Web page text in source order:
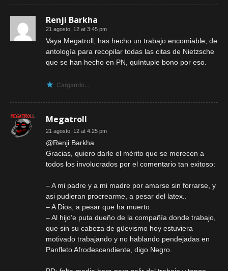
Renji Barkha
21 agosto, 12 at 3:45 pm
Vaya Megatroll, has hecho un trabajo encomiable, de
antología para recopilar todas las citas de Nietzsche
que se han hecho en PN, quíntuple bono por eso.
Cargando...
Megatroll
21 agosto, 12 at 4:25 pm
@Renji Barkha
Gracias, quiero darle el mérito que se merecen a
todos los involucrados por el comentario tan exitoso:
– A mi padre y a mi madre por amarse sin forrarse, y
asi pudieran procrearme, a pesar del latex..
– A Dios, a pesar que ha muerto.
– Al hijo’e puta dueño de la compañía donde trabajo,
que sin su cabeza de güevismo hoy estuviera
motivado trabajando y no hablando pendejadas en
Panfleto Afrodescendiente, digo Negro.